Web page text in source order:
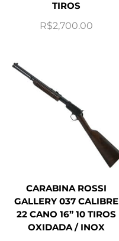
TIROS
R$2,700.00
CARABINA ROSSI
GALLERY 037 CALIBRE
22 CANO 16” 10 TIROS
OXIDADA / INOX